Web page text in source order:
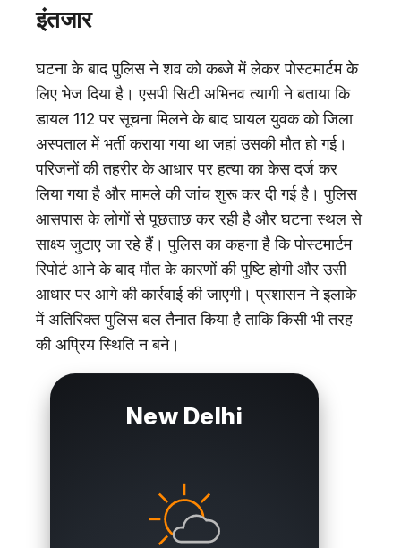
इंतजार
घटना के बाद पुलिस ने शव को कब्जे में लेकर पोस्टमार्टम के
लिए भेज दिया है। एसपी सिटी अभिनव त्यागी ने बताया कि
डायल 112 पर सूचना मिलने के बाद घायल युवक को जिला
अस्पताल में भर्ती कराया गया था जहां उसकी मौत हो गई।
परिजनों की तहरीर के आधार पर हत्या का केस दर्ज कर
लिया गया है और मामले की जांच शुरू कर दी गई है। पुलिस
आसपास के लोगों से पूछताछ कर रही है और घटना स्थल से
साक्ष्य जुटाए जा रहे हैं। पुलिस का कहना है कि पोस्टमार्टम
रिपोर्ट आने के बाद मौत के कारणों की पुष्टि होगी और उसी
आधार पर आगे की कार्रवाई की जाएगी। प्रशासन ने इलाके
में अतिरिक्त पुलिस बल तैनात किया है ताकि किसी भी तरह
की अप्रिय स्थिति न बने।
New Delhi